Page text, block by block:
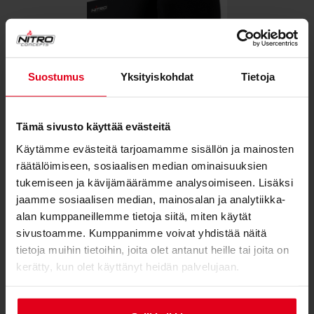
Suostumus Yksityiskohdat Tietoja
Tämä sivusto käyttää evästeitä
Käytämme evästeitä tarjoamamme sisällön ja mainosten
räätälöimiseen, sosiaalisen median ominaisuuksien
tukemiseen ja kävijämäärämme analysoimiseen. Lisäksi
jaamme sosiaalisen median, mainosalan ja analytiikka-
alan kumppaneillemme tietoja siitä, miten käytät
sivustoamme. Kumppanimme voivat yhdistää näitä
tietoja muihin tietoihin, joita olet antanut heille tai joita on
kerätty, kun olet käyttänyt heidän palvelujaan.
KAKSI TYYLIKÄSTÄ TYYNYÄ TAKAA
MUKAVUUDEN
Pakkauksessa on kaksi pehmustetta, jotka on
Mustat, pestävät kangaspäällysteet on brodeeratti